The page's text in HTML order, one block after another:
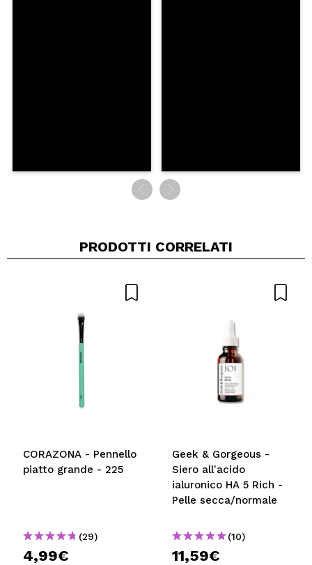
PRODOTTI CORRELATI
CORAZONA - Pennello
piatto grande - 225
(29)
4,99€
Geek & Gorgeous -
Siero all'acido
ialuronico HA 5 Rich -
Pelle secca/normale
(10)
11,59€